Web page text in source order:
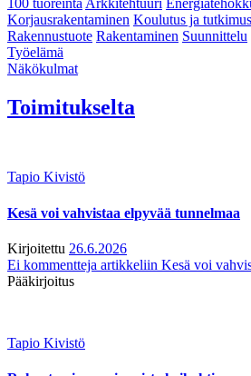
100 tuoreintaArkkitehtuuri
Korjausrakentaminen Koulutus ja tutkimus
Rakennustuote Rakentaminen Suunnittelu
Työelämä
Näkökulmat
Toimitukselta
Tapio Kivistö
Kesä voi vahvistaa elpyvää tunnelmaa
Kirjoitettu 26.6.2026
Ei kommentteja artikkeliin Kesä voi
Pääkirjoitus
Tapio Kivistö